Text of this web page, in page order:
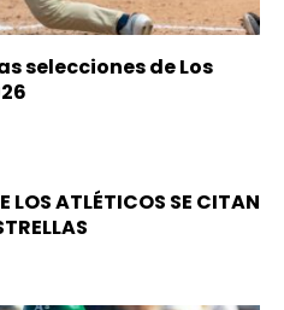
selecciones de Los
LOS ATLÉTICOS SE CITAN